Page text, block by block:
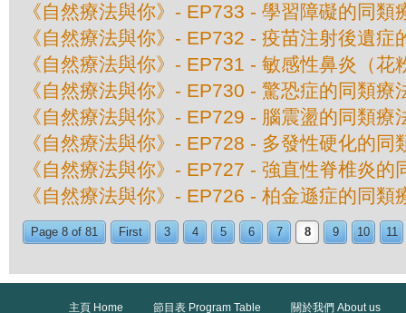
《自然療法與你》- EP733 - 學習障礙的同類
《自然療法與你》- EP732 - 疫苗注射後遺症
《自然療法與你》- EP731 - 敏感性鼻炎（花
《自然療法與你》- EP730 - 驚恐症的同類療
《自然療法與你》- EP729 - 腦震盪的同類療
《自然療法與你》- EP728 - 多發性硬化的同
《自然療法與你》- EP727 - 強直性脊椎炎的
《自然療法與你》- EP726 - 柏金遜症的同類
Page 8 of 81 First 3 4 5 6 7 8 9 10 11
主頁 Home 節目表 Program Table 關於我們 About us